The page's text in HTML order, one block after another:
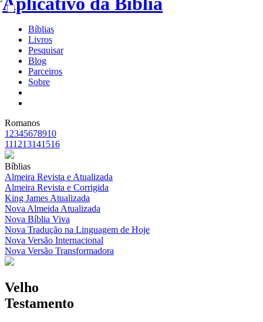
Bíblias
Livros
Pesquisar
Blog
Parceiros
Sobre
Romanos
1 2345678910
111213141516
Bíblias
Almeira Revista e Atualizada
Almeira Revista e Corrigida
King James Atualizada
Nova Almeida Atualizada
Nova Bíblia Viva
Nova Tradução na Linguagem de Hoje
Nova Versão Internacional
Nova Versão Transformadora
Velho
Testamento